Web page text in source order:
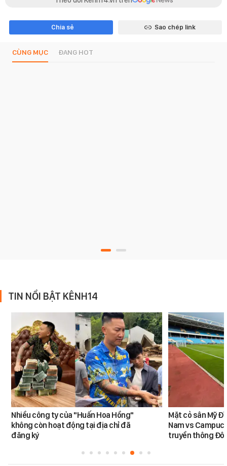
Chia sẻ Sao chép link
CÙNG MỤC ĐANG HOT
TIN NỔI BẬT KÊNH14
Nhiều công ty của "Huấn Hoa Hồng"
không còn hoạt động tại địa chỉ đã
đăng ký
Mặt cỏ sân Mỹ
Nam vs
truyền thông